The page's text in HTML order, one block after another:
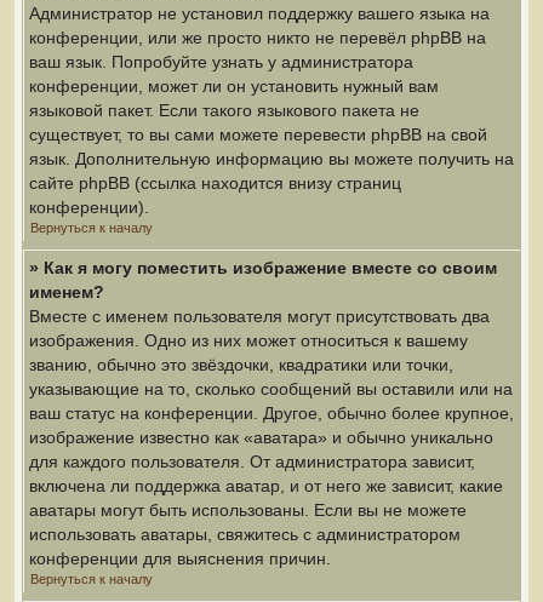
Администратор не установил поддержку вашего языка на
конференции, или же просто никто не перевёл phpBB на
ваш язык. Попробуйте узнать у администратора
конференции, может ли он установить нужный вам
языковой пакет. Если такого языкового пакета не
существует, то вы сами можете перевести phpBB на свой
язык. Дополнительную информацию вы можете получить на
сайте phpBB (ссылка находится внизу страниц
конференции).
Вернуться к началу
» Как я могу поместить изображение вместе со своим
именем?
Вместе с именем пользователя могут присутствовать два
изображения. Одно из них может относиться к вашему
званию, обычно это звёздочки, квадратики или точки,
указывающие на то, сколько сообщений вы оставили или на
ваш статус на конференции. Другое, обычно более крупное,
изображение известно как «аватара» и обычно уникально
для каждого пользователя. От администратора зависит,
включена ли поддержка аватар, и от него же зависит, какие
аватары могут быть использованы. Если вы не можете
использовать аватары, свяжитесь с администратором
конференции для выяснения причин.
Вернуться к началу